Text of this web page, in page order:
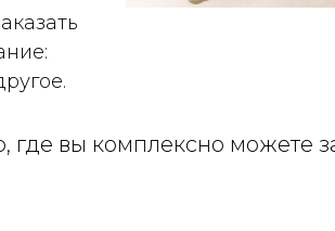
где вы комплексно можете